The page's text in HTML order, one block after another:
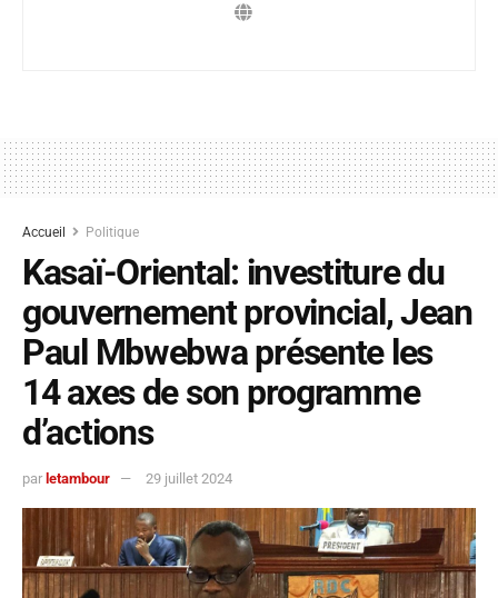
Accueil Politique
Kasaï-Oriental: investiture du
gouvernement provincial, Jean
Paul Mbwebwa présente les
14 axes de son programme
d’actions
par letambour 29 juillet 2024